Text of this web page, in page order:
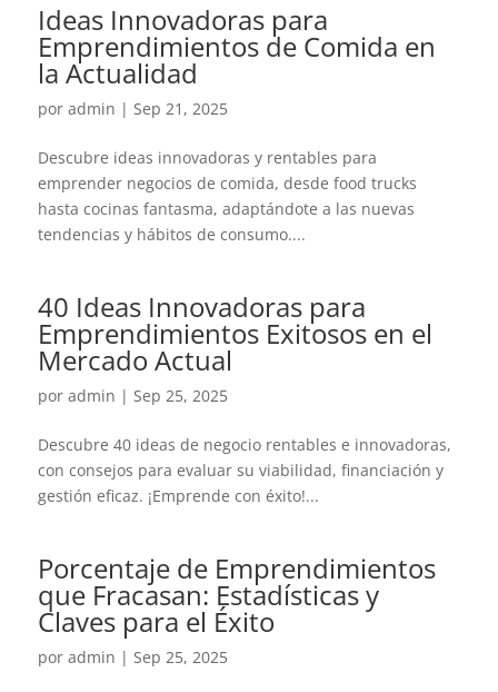
Ideas Innovadoras para
Emprendimientos de Comida en
la Actualidad
por admin | Sep 21, 2025
Descubre ideas innovadoras y rentables para
emprender negocios de comida, desde food trucks
hasta cocinas fantasma, adaptándote a las nuevas
tendencias y hábitos de consumo....
40 Ideas Innovadoras para
Emprendimientos Exitosos en el
Mercado Actual
por admin | Sep 25, 2025
Descubre 40 ideas de negocio rentables e innovadoras,
con consejos para evaluar su viabilidad, financiación y
gestión eficaz. ¡Emprende con éxito!...
Porcentaje de Emprendimientos
que Fracasan: Estadísticas y
Claves para el Éxito
por admin | Sep 25, 2025